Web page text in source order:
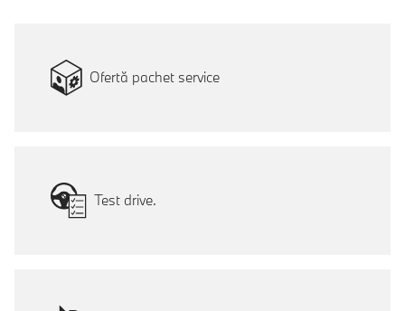
Ofertă pachet service
Test drive.